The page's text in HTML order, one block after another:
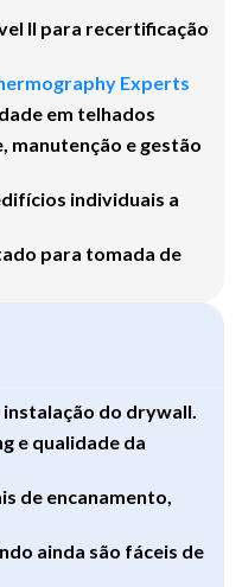
instalação do drywall.
e qualidade da
de encanamento,
ainda são fáceis de
II para recertificação
Experts
em telhados
manutenção e gestão
individuais a
para tomada de